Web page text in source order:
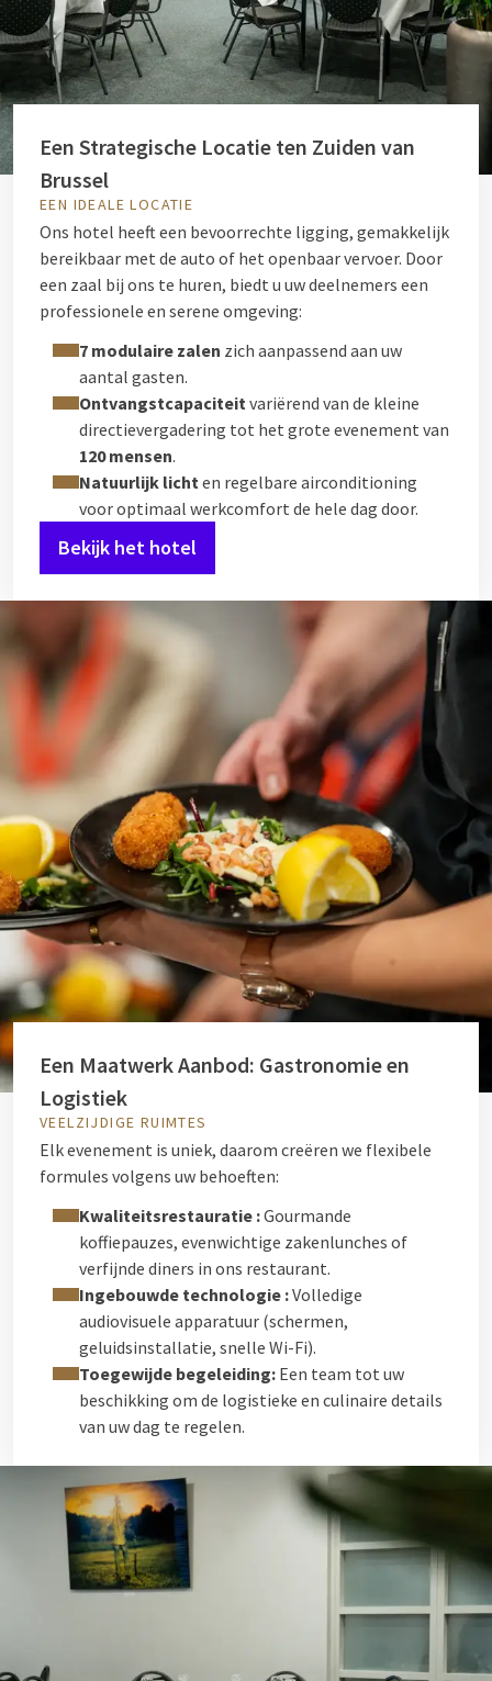
Een Strategische Locatie ten Zuiden van
Brussel
EEN IDEALE LOCATIE
Ons hotel heeft een bevoorrechte ligging, gemakkelijk
bereikbaar met de auto of het openbaar vervoer. Door
een zaal bij ons te huren, biedt u uw deelnemers een
professionele en serene omgeving:
7 modulaire zalen zich aanpassend aan uw
aantal gasten.
Ontvangstcapaciteitvariërend van de kleine
directievergadering tot het grote evenement van
120 mensen.
Natuurlijk lichten regelbare airconditioning
voor optimaal werkcomfort de hele dag door.
Bekijk het hotel
Een Maatwerk Aanbod: Gastronomie en
Logistiek
VEELZIJDIGE RUIMTES
Elk evenement is uniek, daarom creëren we flexibele
formules volgens uw behoeften:
Kwaliteitsrestauratie :Gourmande
koffiepauzes, evenwichtige zakenlunches of
verfijnde diners in ons restaurant.
Ingebouwde technologie :Volledige
audiovisuele apparatuur (schermen,
geluidsinstallatie, snelle Wi-Fi).
Toegewijde begeleiding: Een team tot uw
beschikking om de logistieke en culinaire details
van uw dag te regelen.